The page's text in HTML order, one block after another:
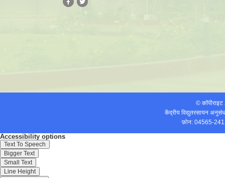
©
केंद्रीय विद्युतरसायन
फ़ोन: 04565-
Accessibility options
Text To Speech
Bigger Text
Small Text
Line Height